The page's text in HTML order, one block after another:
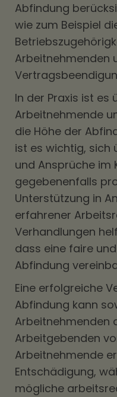
Abfindung
wie zum Beispiel
Arbeitnehmenden
In der Praxis ist es
Arbeitnehmende
die Höhe der
ist es wichtig, sich
und Ansprüche im
gegebenenfalls
Unterstützung in
erfahrener
Verhandlungen
dass eine faire
Abfindung
Eine erfolgreiche
Abfindung kann
Arbeitnehmenden
Arbeitgebenden
Arbeitnehmende
Entschädigung,
mögliche